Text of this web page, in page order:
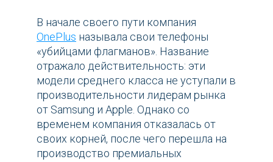
В начале своего пути компания
OnePlus называла свои телефоны
«убийцами флагманов». Название
отражало действительность: эти
модели среднего класса не уступали в
производительности лидерам рынка
от Samsung и Apple. Однако со
временем компания отказалась от
своих корней, после чего перешла на
производство премиальных